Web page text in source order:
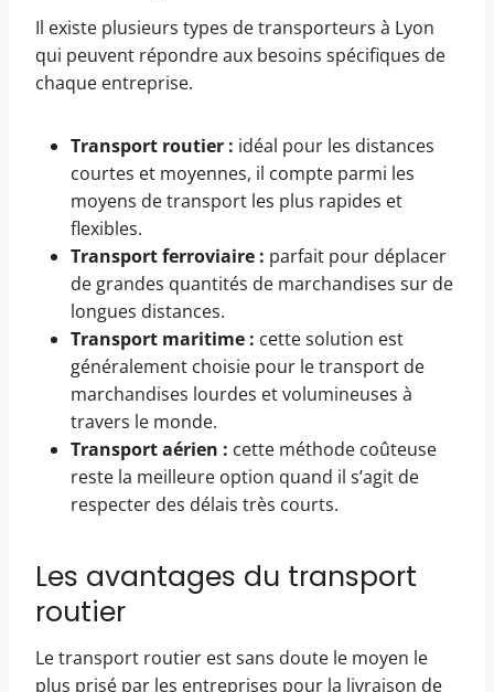
Il existe plusieurs types de transporteurs à Lyon
qui peuvent répondre aux besoins spécifiques de
chaque entreprise.
Transport routier : idéal pour les distances
courtes et moyennes, il compte parmi les
moyens de transport les plus rapides et
flexibles.
Transport ferroviaire : parfait pour déplacer
de grandes quantités de marchandises sur de
longues distances.
Transport maritime : cette solution est
généralement choisie pour le transport de
marchandises lourdes et volumineuses à
travers le monde.
Transport aérien : cette méthode coûteuse
reste la meilleure option quand il s’agit de
respecter des délais très courts.
Les avantages du transport
routier
Le transport routier est sans doute le moyen le
plus prisé par les entreprises pour la livraison de